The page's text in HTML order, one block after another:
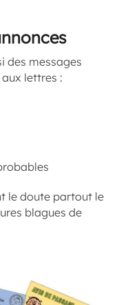
des messages
lettres :
le doute partout le
blagues de